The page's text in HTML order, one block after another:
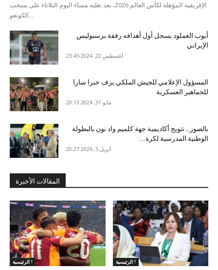
الإفريقية المؤهلة لكأس العالم 2026، بعد تغلبه مساء اليوم الثلاثاء على منتخب
الكونغو...
أيوب العملود يسجل أول أهدافه رفقة برسبوليس
الإيراني
أغسطس 22, 2024 23:45
المسؤول الإعلامي للجيش الملكي يزف خبرا سارا
للجماهير العسكرية
مايو 31, 2024 20:13
بالصور.. تتويج أكاديمية جهة كلميم واد نون بالبطولة
الوطنية المدرسية لكرة...
أبريل 5, 2026 20:27
المقالات الأخيرة
الرئيسية ! الرئيسية !